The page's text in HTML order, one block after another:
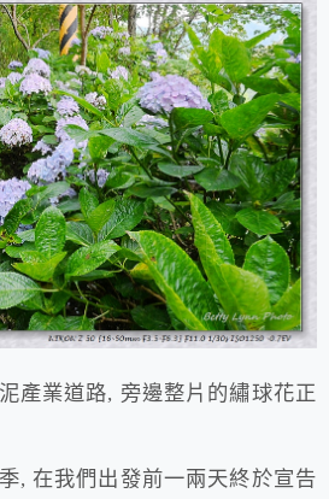
產業道路, 旁邊整片的繡球花正
, 在我們出發前一兩天終於宣告